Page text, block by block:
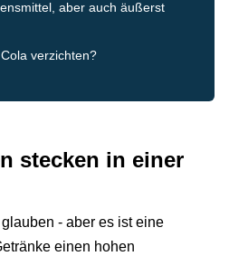
aber auch äußerst
verzichten?
stecken in einer
- aber es ist eine
einen hohen